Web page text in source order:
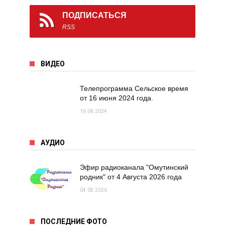
ПОДПИСАТЬСЯ
RSS
ВИДЕО
Телепрограмма Сельское время
от 16 июня 2024 года.
16.06.2024
АУДИО
Эфир радиоканала "Омутинский
родник" от 4 Августа 2026 года
04.08.2026
ПОСЛЕДНИЕ ФОТО